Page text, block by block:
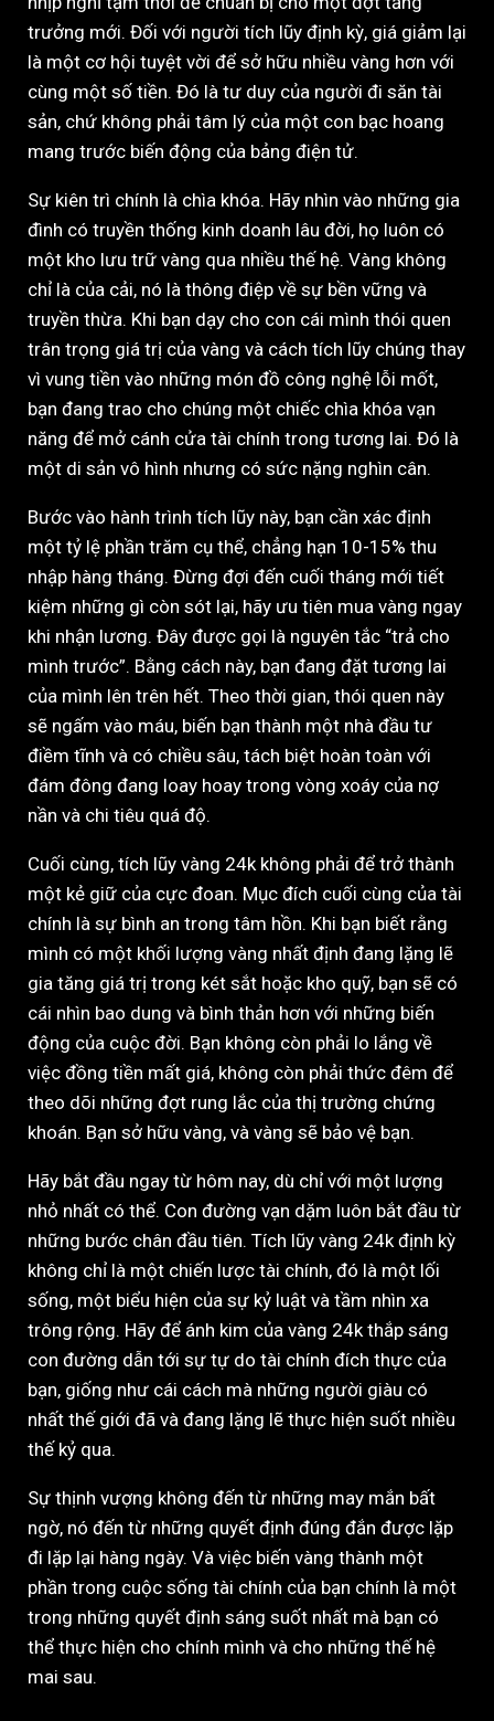
trưởng mới. Đối với người tích lũy định kỳ, giá giảm lại
là một cơ hội tuyệt vời để sở hữu nhiều vàng hơn với
cùng một số tiền. Đó là tư duy của người đi săn tài
sản, chứ không phải tâm lý của một con bạc hoang
mang trước biến động của bảng điện tử.
Sự kiên trì chính là chìa khóa. Hãy nhìn vào những gia
đình có truyền thống kinh doanh lâu đời, họ luôn có
một kho lưu trữ vàng qua nhiều thế hệ. Vàng không
chỉ là của cải, nó là thông điệp về sự bền vững và
truyền thừa. Khi bạn dạy cho con cái mình thói quen
trân trọng giá trị của vàng và cách tích lũy chúng thay
vì vung tiền vào những món đồ công nghệ lỗi mốt,
bạn đang trao cho chúng một chiếc chìa khóa vạn
năng để mở cánh cửa tài chính trong tương lai. Đó là
một di sản vô hình nhưng có sức nặng nghìn cân.
Bước vào hành trình tích lũy này, bạn cần xác định
một tỷ lệ phần trăm cụ thể, chẳng hạn 10-15% thu
nhập hàng tháng. Đừng đợi đến cuối tháng mới tiết
kiệm những gì còn sót lại, hãy ưu tiên mua vàng ngay
khi nhận lương. Đây được gọi là nguyên tắc “trả cho
mình trước”. Bằng cách này, bạn đang đặt tương lai
của mình lên trên hết. Theo thời gian, thói quen này
sẽ ngấm vào máu, biến bạn thành một nhà đầu tư
điềm tĩnh và có chiều sâu, tách biệt hoàn toàn với
đám đông đang loay hoay trong vòng xoáy của nợ
nần và chi tiêu quá độ.
Cuối cùng, tích lũy vàng 24k không phải để trở thành
một kẻ giữ của cực đoan. Mục đích cuối cùng của tài
chính là sự bình an trong tâm hồn. Khi bạn biết rằng
mình có một khối lượng vàng nhất định đang lặng lẽ
gia tăng giá trị trong két sắt hoặc kho quỹ, bạn sẽ có
cái nhìn bao dung và bình thản hơn với những biến
động của cuộc đời. Bạn không còn phải lo lắng về
việc đồng tiền mất giá, không còn phải thức đêm để
theo dõi những đợt rung lắc của thị trường chứng
khoán. Bạn sở hữu vàng, và vàng sẽ bảo vệ bạn.
Hãy bắt đầu ngay từ hôm nay, dù chỉ với một lượng
nhỏ nhất có thể. Con đường vạn dặm luôn bắt đầu từ
những bước chân đầu tiên. Tích lũy vàng 24k định kỳ
không chỉ là một chiến lược tài chính, đó là một lối
sống, một biểu hiện của sự kỷ luật và tầm nhìn xa
trông rộng. Hãy để ánh kim của vàng 24k thắp sáng
con đường dẫn tới sự tự do tài chính đích thực của
bạn, giống như cái cách mà những người giàu có
nhất thế giới đã và đang lặng lẽ thực hiện suốt nhiều
thế kỷ qua.
Sự thịnh vượng không đến từ những may mắn bất
ngờ, nó đến từ những quyết định đúng đắn được lặp
đi lặp lại hàng ngày. Và việc biến vàng thành một
phần trong cuộc sống tài chính của bạn chính là một
trong những quyết định sáng suốt nhất mà bạn có
thể thực hiện cho chính mình và cho những thế hệ
mai sau.